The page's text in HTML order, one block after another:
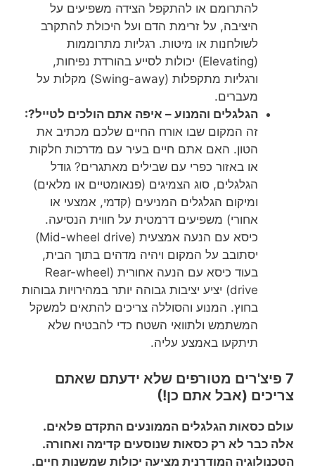
להתרומם או להתקפל הצידה משפיעים על
היציבה, על זרימת הדם ועל היכולת להתקרב
לשולחנות או מיטות. רגליות מתרוממות
(Elevating) יכולות לסייע בהורדת נפיחות,
ורגליות מתקפלות (Swing-away) מקלות על
מעברים.
הגלגלים והמנוע – איפה אתם הולכים לטייל?:
זה המקום שבו אורח החיים שלכם מכתיב את
הטון. האם אתם חיים בעיר עם מדרכות חלקות
או באזור כפרי עם שבילים מאתגרים? גודל
הגלגלים, סוג הצמיגים (פנאומטיים או מלאים)
ומיקום הגלגלים המניעים (קדמי, אמצעי או
אחורי) משפיעים דרמטית על חווית הנסיעה.
כיסא עם הנעה אמצעית (Mid-wheel drive)
יסתובב על המקום ויהיה מדהים בתוך הבית,
בעוד כיסא עם הנעה אחורית (Rear-wheel
drive) יציע יציבות גבוהה יותר במהירויות גבוהות
בחוץ. המנוע והסוללה צריכים להתאים למשקל
המשתמש ולתוואי השטח כדי להבטיח שלא
תיתקעו באמצע עליה.
7 פיצ'רים מטורפים שלא ידעתם שאתם
צריכים (אבל אתם כן!)
עולם כסאות הגלגלים הממונעים התקדם פלאים.
אלה כבר לא רק כסאות שנוסעים קדימה ואחורה.
הטכנולוגיה המודרנית מציעה יכולות שמשנות חיים.